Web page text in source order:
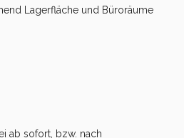
Lagerfläche und Büroräume
ab sofort, bzw. nach